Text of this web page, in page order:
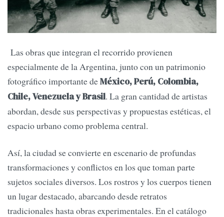
Las obras que integran el recorrido provienen
especialmente de la Argentina, junto con un patrimonio
fotográfico importante deMéxico, Perú, Colombia,
Chile, Venezuela y Brasil. La gran cantidad de artistas
abordan, desde sus perspectivas y propuestas estéticas, el
espacio urbano como problema central.
Así, la ciudad se convierte en escenario de profundas
transformaciones y conflictos en los que toman parte
sujetos sociales diversos. Los rostros y los cuerpos tienen
un lugar destacado, abarcando desde retratos
tradicionales hasta obras experimentales. En el catálogo